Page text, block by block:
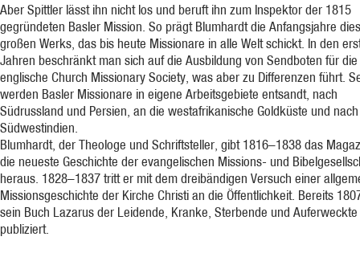
Aber Spittler lässt ihn nicht los und beruft ihn zum Inspektor der 1815
gegründeten Basler Mission. So prägt Blumhardt die Anfangsjahre
großen Werks, das bis heute Missionare in alle Welt schickt. In den
Jahren beschränkt man sich auf die Ausbildung von Sendboten für die
englische Church Missionary Society, was aber zu Differenzen führt.
werden Basler Missionare in eigene Arbeitsgebiete entsandt, nach
Südrussland und Persien, an die westafrikanische Goldküste und nach
Südwestindien.
Blumhardt, der Theologe und Schriftsteller, gibt 1816–1838 das
die neueste Geschichte der evangelischen Missions- und
heraus. 1828–1837 tritt er mit dem dreibändigen Versuch einer
Missionsgeschichte der Kirche Christi an die Öffentlichkeit. Bereits
sein Buch Lazarus der Leidende, Kranke, Sterbende und Auferweckte
publiziert.